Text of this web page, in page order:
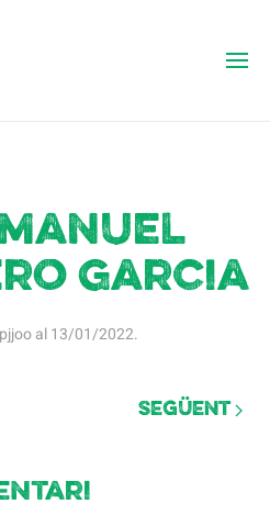
Garcia
al13/01/2022.
Següent